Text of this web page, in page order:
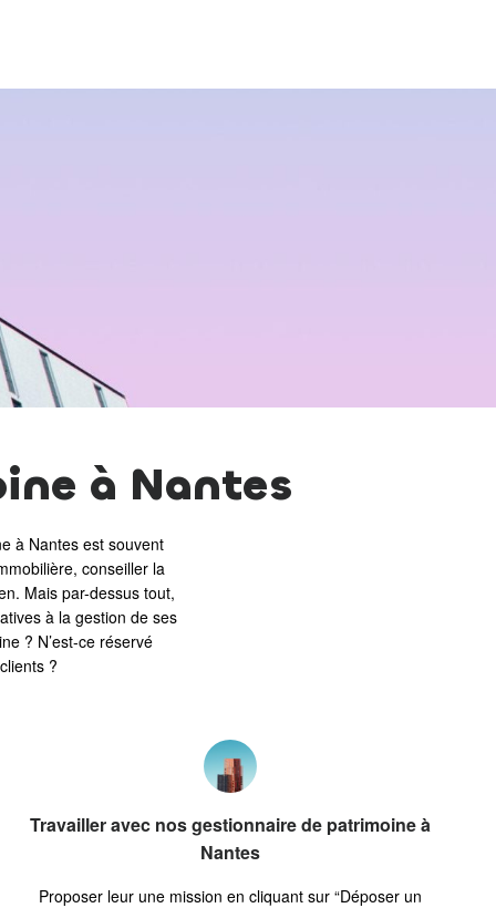
à Nantes
à Nantes est souvent
conseiller la
Mais par-dessus tout,
à la gestion de ses
? N’est-ce réservé
?
Travailler avec nos gestionnaire de patrimoine à
Nantes
Proposer leur une mission en cliquant sur “Déposer un